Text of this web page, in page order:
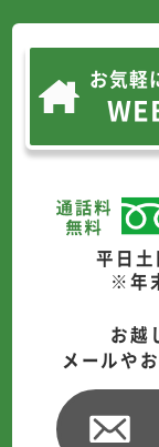
お気軽
平日
※年
お越
メールや